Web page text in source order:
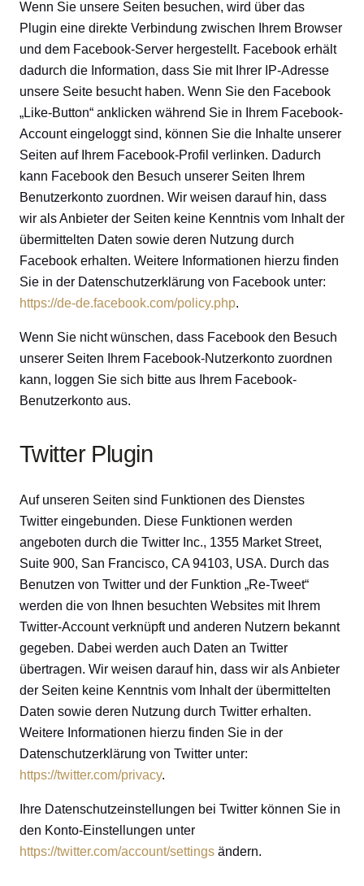
Wenn Sie unsere Seiten besuchen, wird über das
Plugin eine direkte Verbindung zwischen Ihrem Browser
und dem Facebook-Server hergestellt. Facebook erhält
dadurch die Information, dass Sie mit Ihrer IP-Adresse
unsere Seite besucht haben. Wenn Sie den Facebook
„Like-Button“ anklicken während Sie in Ihrem Facebook-
Account eingeloggt sind, können Sie die Inhalte unserer
Seiten auf Ihrem Facebook-Profil verlinken. Dadurch
kann Facebook den Besuch unserer Seiten Ihrem
Benutzerkonto zuordnen. Wir weisen darauf hin, dass
wir als Anbieter der Seiten keine Kenntnis vom Inhalt der
übermittelten Daten sowie deren Nutzung durch
Facebook erhalten. Weitere Informationen hierzu finden
Sie in der Datenschutzerklärung von Facebook unter:
https://de-de.facebook.com/policy.php.
Wenn Sie nicht wünschen, dass Facebook den Besuch
unserer Seiten Ihrem Facebook-Nutzerkonto zuordnen
kann, loggen Sie sich bitte aus Ihrem Facebook-
Benutzerkonto aus.
Twitter Plugin
Auf unseren Seiten sind Funktionen des Dienstes
Twitter eingebunden. Diese Funktionen werden
angeboten durch die Twitter Inc., 1355 Market Street,
Suite 900, San Francisco, CA 94103, USA. Durch das
Benutzen von Twitter und der Funktion „Re-Tweet“
werden die von Ihnen besuchten Websites mit Ihrem
Twitter-Account verknüpft und anderen Nutzern bekannt
gegeben. Dabei werden auch Daten an Twitter
übertragen. Wir weisen darauf hin, dass wir als Anbieter
der Seiten keine Kenntnis vom Inhalt der übermittelten
Daten sowie deren Nutzung durch Twitter erhalten.
Weitere Informationen hierzu finden Sie in der
Datenschutzerklärung von Twitter unter:
https://twitter.com/privacy.
Ihre Datenschutzeinstellungen bei Twitter können Sie in
den Konto-Einstellungen unter
https://twitter.com/account/settings ändern.